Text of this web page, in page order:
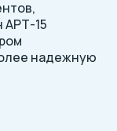
АРТ-15
надежную